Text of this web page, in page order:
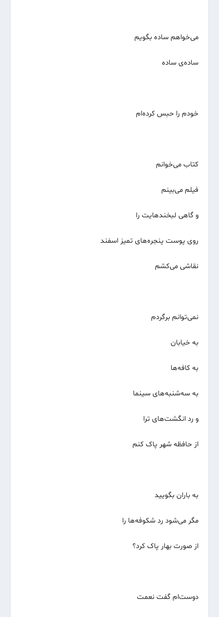
می‌خواهم ساده بگویم
ساده‌ی ساده
خودم را حبس کرده‌ام
کتاب می‌خوانم
فیلم می‌بینم
و گاهی لبخندهایت را
روی ‌پوست پنجره‌های تمیز اسفند
نقاشی می‌کشم
نمی‌توانم برگردم
به خیابان
به کافه‌ها
به سه‌شنبه‌های سینما
و رد انگشت‌های ترا
از حافظه شهر پاک کنم
به باران بگویید
مگر می‌شود رد شکوفه‌ها را
از صورت بهار پاک کرد؟
دوست‌ام گفت نعمت